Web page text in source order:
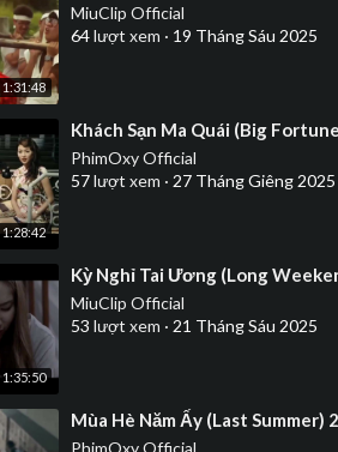
1:31:48
MiuClip Official
64lượt xem · 19 Tháng Sáu 2025
1:28:42
⁣Khách Sạn Ma Quái (Big
PhimOxy Official
57lượt xem · 27 Tháng Giêng 2025
1:35:50
⁣Kỳ Nghỉ Tai Ương (Long
MiuClip Official
53 lượt xem · 21 Tháng Sáu 2025
⁣Mùa Hè Năm Ấy (Last